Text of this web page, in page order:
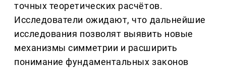
точных теоретических расчётов.
Исследователи ожидают, что дальнейшие
исследования позволят выявить новые
механизмы симметрии и расширить
понимание фундаментальных законов